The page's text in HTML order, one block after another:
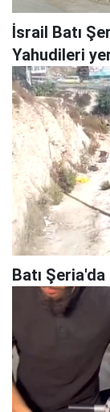
İsrail Batı
Yahudileri
Batı